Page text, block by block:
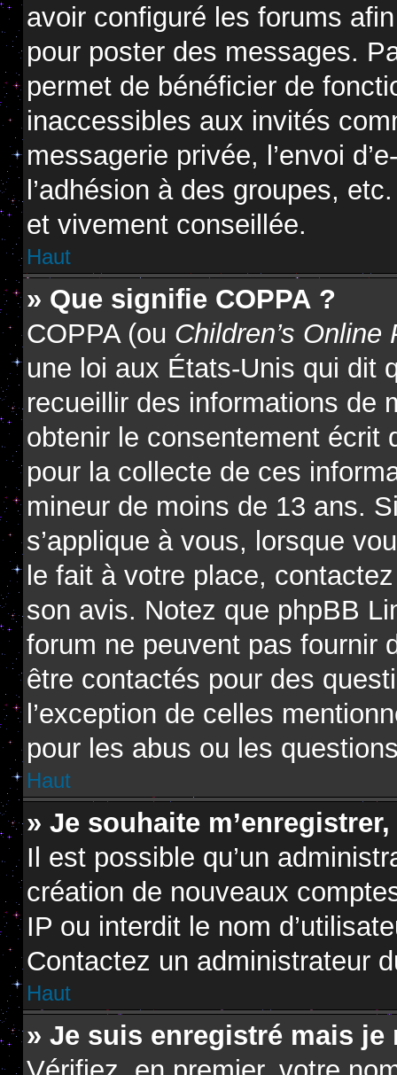
avoir configuré les forums
pour poster des messages.
permet de bénéficier de
inaccessibles aux invités
messagerie privée, l’envoi
l’adhésion à des groupes,
et vivement conseillée.
Haut
» Que signifie COPPA ?
COPPA (ou Children’s
une loi aux États-Unis qui dit
recueillir des informations de
obtenir le consentement écrit
pour la collecte de ces
mineur de moins de 13 ans.
s’applique à vous, lorsque
le fait à votre place,
son avis. Notez que phpBB
forum ne peuvent pas fournir
être contactés pour des
l’exception de celles
pour les abus ou les
Haut
» Je souhaite
Il est possible qu’un
création de nouveaux
IP ou interdit le nom
Contactez un administrateur
Haut
» Je suis enregistré mais